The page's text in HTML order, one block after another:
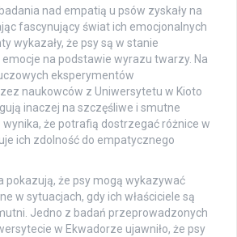
nad empatią u psów zyskały na
fascynujący świat ich emocjonalnych
wykazały, że psy są w stanie
na podstawie wyrazu twarzy. Na
eksperymentów
naukowców z Uniwersytetu w Kioto
inaczej na szczęśliwe i smutne
że potrafią dostrzegać różnice w
ich zdolność do empatycznego
pokazują, że psy mogą wykazywać
w sytuacjach, gdy ich właściciele są
Jedno z badań przeprowadzonych
w Ekwadorze ujawniło, że psy